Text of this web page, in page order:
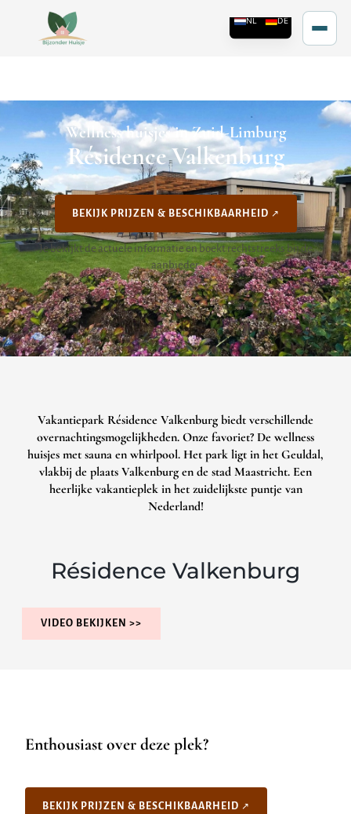
Wellness huisjes in Zuid-Limburg
Résidence Valkenburg
BEKIJK PRIJZEN & BESCHIKBAARHEID
Je bekijkt de actuele informatie en boekt rechtstreeks bij de
aanbieder.
Vakantiepark Résidence Valkenburg biedt verschillende
overnachtingsmogelijkheden. Onze favoriet? De wellness
huisjes met sauna en whirlpool. Het park ligt in het Geuldal,
vlakbij de plaats Valkenburg en de stad Maastricht. Een
heerlijke vakantieplek in het zuidelijkste puntje van
Nederland!
Résidence Valkenburg
VIDEO BEKIJKEN >>
Enthousiast over deze plek?
BEKIJK PRIJZEN & BESCHIKBAARHEID